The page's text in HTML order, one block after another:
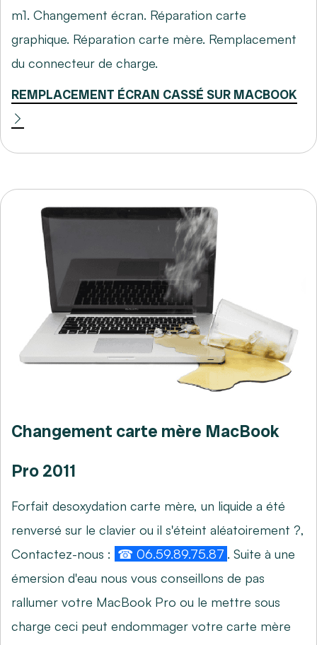
m1. Changement écran. Réparation carte
graphique. Réparation carte mère. Remplacement
du connecteur de charge.
REMPLACEMENT ÉCRAN CASSÉ SUR MACBOOK
Changement carte mère MacBook
Pro 2011
Forfait desoxydation carte mère, un liquide a été
renversé sur le clavier ou il s'éteint aléatoirement ?,
Contactez-nous : ☎ 06.59.89.75.87 . Suite à une
émersion d'eau nous vous conseillons de pas
rallumer votre MacBook Pro ou le mettre sous
charge ceci peut endommager votre carte mère